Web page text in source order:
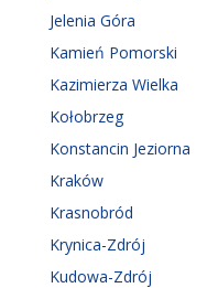
Jelenia Góra
Kamień Pomorski
Kazimierza Wielka
Kołobrzeg
Konstancin Jeziorna
Kraków
Krasnobród
Krynica-Zdrój
Kudowa-Zdrój